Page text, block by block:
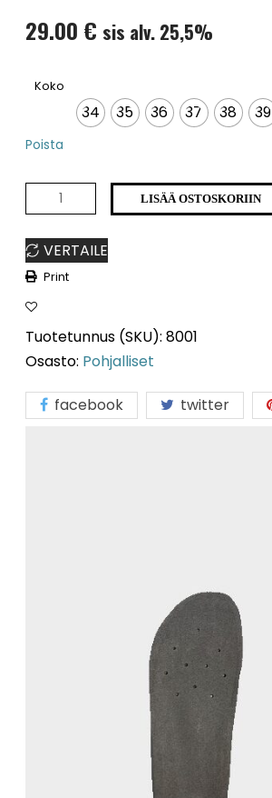
29.00 € sis alv. 25,5%
Koko
34 35 36 37 38 39
Poista
LISÄÄ OSTOSKORIIN
VERTAILE
Print
Tuotetunnus (SKU):8001
Osasto: Pohjalliset
facebook twitter